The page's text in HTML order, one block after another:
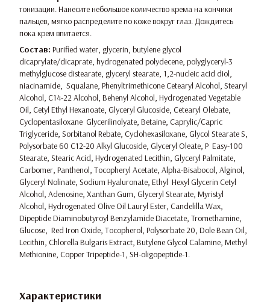
тонизации. Нанесите небольшое количество крема на кончики
пальцев, мягко распределите по коже вокруг глаз. Дождитесь
пока крем впитается.
Состав: Purified water, glycerin, butylene glycol
dicaprylate/dicaprate, hydrogenated polydecene, polyglyceryl-3
methylglucose distearate, glyceryl stearate, 1,2-nucleic acid diol,
niacinamide, Squalane, Phenyltrimethicone Cetearyl Alcohol, Stearyl
Alcohol, C14-22 Alcohol, Behenyl Alcohol, Hydrogenated Vegetable
Oil, Cetyl Ethyl Hexanoate, Glyceryl Glucoside, Cetearyl Olebate,
Cyclopentasiloxane Glycerilinolyate, Betaine, Caprylic/Capric
Triglyceride, Sorbitanol Rebate, Cyclohexasiloxane, Glycol Stearate S,
Polysorbate 60 C12-20 Alkyl Glucoside, Glyceryl Oleate, P Easy-100
Stearate, Stearic Acid, Hydrogenated Lecithin, Glyceryl Palmitate,
Carbomer, Panthenol, Tocopheryl Acetate, Alpha-Bisabocol, Alginol,
Glyceryl Nolinate, Sodium Hyaluronate, Ethyl Hexyl Glycerin Cetyl
Alcohol, Adenosine, Xanthan Gum, Glyceryl Stearate, Myristyl
Alcohol, Hydrogenated Olive Oil Lauryl Ester, Candelilla Wax,
Dipeptide Diaminobutyroyl Benzylamide Diacetate, Tromethamine,
Glucose, Red Iron Oxide, Tocopherol, Polysorbate 20, Dole Bean Oil,
Lecithin, Chlorella Bulgaris Extract, Butylene Glycol Calamine, Methyl
Methionine, Copper Tripeptide-1, SH-oligopeptide-1.
Характеристики